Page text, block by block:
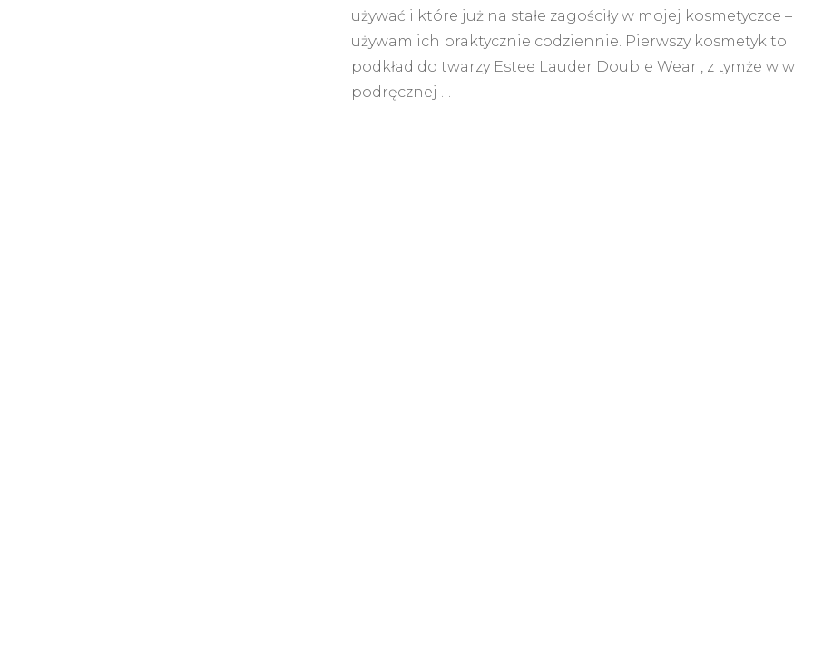
używać i które już na stałe zagościły w mojej kosmetyczce –
używam ich praktycznie codziennie. Pierwszy kosmetyk to
podkład do twarzy Estee Lauder Double Wear , z tymże w w
podręcznej …